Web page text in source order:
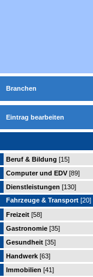
Branchen
Eintrag bearbeiten
Beruf & Bildung [15]
Computer und EDV [89]
Dienstleistungen [130]
Fahrzeuge & Transport [20]
Freizeit [58]
Gastronomie [35]
Gesundheit [35]
Handwerk [63]
Immobilien [41]